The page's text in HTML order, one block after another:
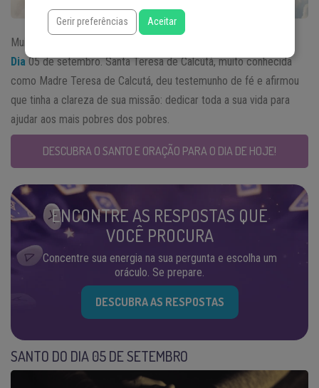
Muito há para se falar sobre a figura que representa o
Dia 05 de setembro. Santa Teresa de Calcutá, muito conhecida
como Madre Teresa de Calcutá, deu testemunho de fé e afirmou
que tinha a clareza de sua missão: dedicar toda a sua vida para
ajudar aos mais pobres dos pobres.
DESCUBRA O SANTO E ORAÇÃO PARA O DIA DE HOJE!
ENCONTRE AS RESPOSTAS QUE
VOCÊ PROCURA
Concentre sua energia na sua pergunta e escolha um
oráculo. Se prepare.
DESCUBRA AS RESPOSTAS
SANTO DO DIA 05 DE SETEMBRO
Gerir preferências Aceitar